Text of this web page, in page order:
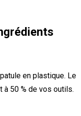
en plastique. Le
à 50 % de vos outils.